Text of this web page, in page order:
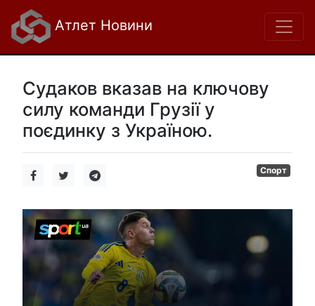
Атлет Новини
Судаков вказав на ключову
силу команди Грузії у
поєдинку з Україною.
Спорт